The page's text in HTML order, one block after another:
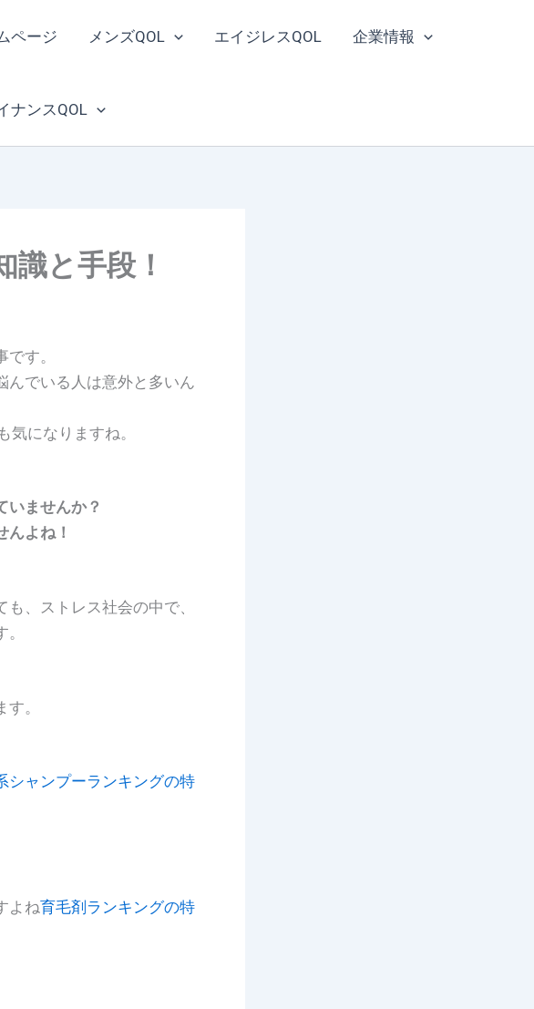
ページ メンズQOL エイジレスQOL 企業情報
ナンスQOL
識と手段！
す。
んでいる人は意外と多いん
になりますね。
いませんか？
よね！
、ストレス社会の中で、
。
シャンプーランキングの特
よね育毛剤ランキングの特